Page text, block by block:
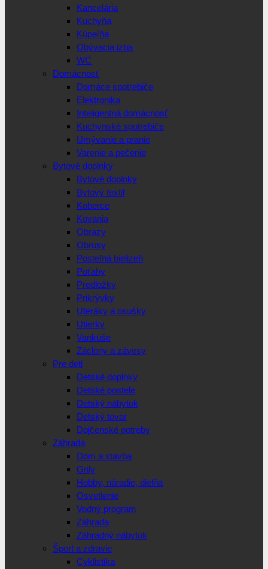
Kancelária
Kuchyňa
Kúpeľňa
Obývacia izba
WC
Domácnosť
Domáce spotrebiče
Elektronika
Inteligentná domácnosť
Kuchynské spotrebiče
Umývanie a pranie
Varenie a pečenie
Bytové doplnky
Bytové doplnky
Bytový textil
Koberce
Kovania
Obrazy
Obrusy
Posteľná bielizeň
Poťahy
Predložky
Prikrývky
Uteráky a osušky
Utierky
Vankúše
Záclony a závesy
Pre deti
Detské doplnky
Detské postele
Detský nábytok
Detský tovar
Dojčenské potreby
Záhrada
Dom a stavba
Grily
Hobby, náradie, dielňa
Osvetlenie
Vodný program
Záhrada
Záhradný nábytok
Šport a zdravie
Cyklistika